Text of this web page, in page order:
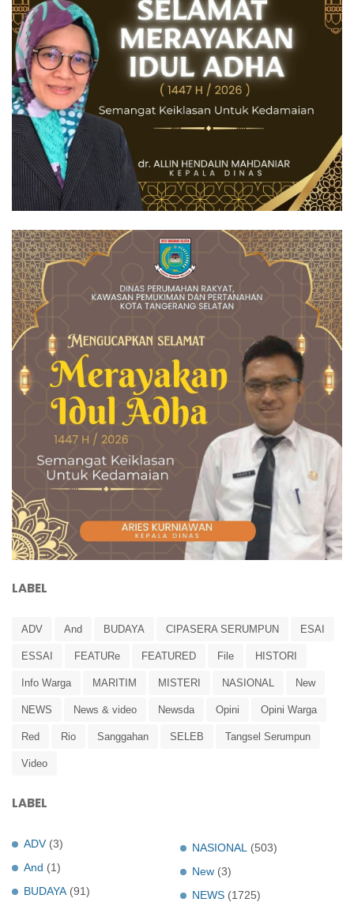
LABEL
ADV And BUDAYA CIPASERA SERUMPUN ESAI
ESSAI FEATURe FEATURED File HISTORI
Info Warga MARITIM MISTERI NASIONAL New
NEWS News & video Newsda Opini Opini Warga
Red Rio Sanggahan SELEB Tangsel Serumpun
Video
LABEL
ADV (3)
And (1)
BUDAYA (91)
NASIONAL
(503)
New (3)
NEWS (1725)